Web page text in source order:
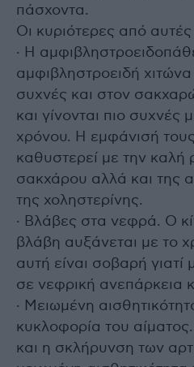
πάσχοντα.
Οι κυριότερες από αυτές
· Η
αμφιβληστροειδή
συχνές και στον
και γίνονται πιο συχνές
χρόνου. Η εμφάνισή
καθυστερεί με την καλή
σακχάρου αλλά και της
της χοληστερίνης.
· Βλάβες στα νεφρά. Ο
βλάβη αυξάνεται με το
αυτή είναι σοβαρή γιατί
σε νεφρική ανεπάρκεια
· Μειωμένη
κυκλοφορία του
και η σκλήρυνση των